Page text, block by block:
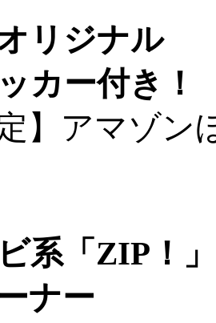
リジナル
カー付き！
定】アマゾ
系「ZIP！」
ナー